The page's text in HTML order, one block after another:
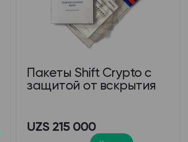
Пакеты Shift Crypto с
защитой от вскрытия
UZS 215 000